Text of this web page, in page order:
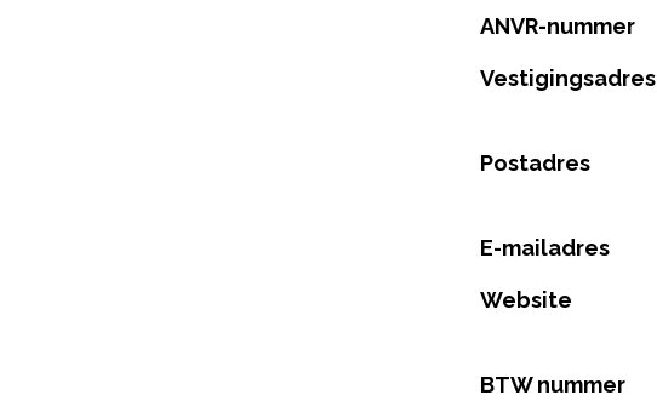
ANVR-nummer
Vestigingsadres
Postadres
E-mailadres
Website
BTW nummer